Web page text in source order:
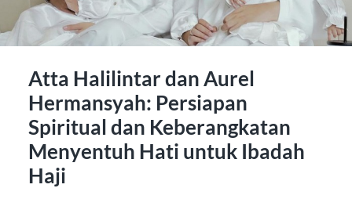
Atta Halilintar dan Aurel
Hermansyah: Persiapan
Spiritual dan Keberangkatan
Menyentuh Hati untuk Ibadah
Haji